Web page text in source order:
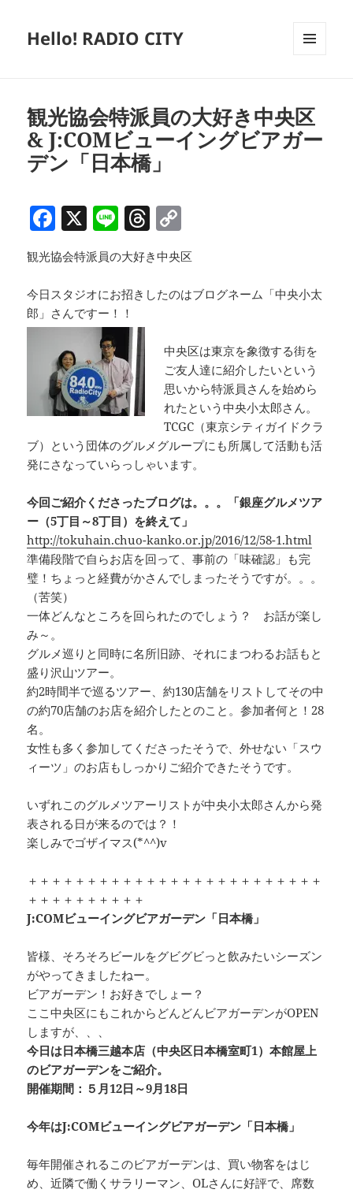
Hello! RADIO CITY
ット
観光協会特派員の大好き中央区
& J:COMビューイングビアガー
デン「日本橋」
F
a
c
e
b
o
o
k
X Li
n
e
T
h
re
a
o
p
y
n
k
観光協会特派員の大好き中央区
今日スタジオにお招きしたのはブログネーム「中央小太
郎」さんですー！！
中央区は東京を象徴する街を
ご友人達に紹介したいという
思いから特派員さんを始めら
れたという中央小太郎さん。
TCGC（東京シティガイドクラ
ブ）という団体のグルメグループにも所属して活動も活
発にさなっていらっしゃいます。
今回ご紹介くださったブログは。。。「銀座グルメツア
ー（5丁目～8丁目）を終えて」
http://tokuhain.chuo-kanko.or.jp/2016/12/58-1.html
準備段階で自らお店を回って、事前の「味確認」も完
璧！ちょっと経費がかさんでしまったそうですが。。。
（苦笑）
一体どんなところを回られたのでしょう？ お話が楽し
み～。
グルメ巡りと同時に名所旧跡、それにまつわるお話もと
盛り沢山ツアー。
約2時間半で巡るツアー、約130店舗をリストしてその中
の約70店舗のお店を紹介したとのこと。参加者何と！28
名。
女性も多く参加してくださったそうで、外せない「スウ
ィーツ」のお店もしっかりご紹介できたそうです。
いずれこのグルメツアーリストが中央小太郎さんから発
表される日が来るのでは？！
楽しみでゴザイマス(*^^)v
＋＋＋＋＋＋＋＋＋＋＋＋＋＋＋＋＋＋＋＋＋＋＋＋＋
＋＋＋＋＋＋＋＋＋＋
J:COMビューイングビアガーデン「日本橋」
皆様、そろそろビールをグビグビっと飲みたいシーズン
がやってきましたねー。
ビアガーデン！お好きでしょー？
ここ中央区にもこれからどんどんビアガーデンがOPEN
しますが、、、
今日は日本橋三越本店（中央区日本橋室町1）本館屋上
のビアガーデンをご紹介。
開催期間：５月12日～9月18日
今年はJ:COMビューイングビアガーデン「日本橋」
毎年開催されるこのビアガーデンは、買い物客をはじ
め、近隣で働くサラリーマン、OLさんに好評で、席数